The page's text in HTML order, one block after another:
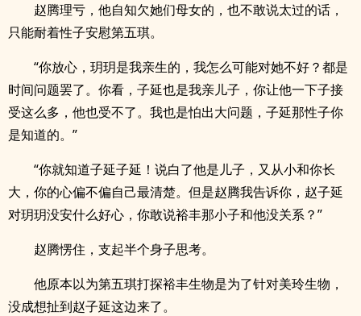
赵腾理亏，他自知欠她们母女的，也不敢说太过的话，
只能耐着性子安慰第五琪。
“你放心，玥玥是我亲生的，我怎么可能对她不好？都是
时间问题罢了。你看，子延也是我亲儿子，你让他一下子接
受这么多，他也受不了。我也是怕出大问题，子延那性子你
是知道的。”
“你就知道子延子延！说白了他是儿子，又从小和你长
大，你的心偏不偏自己最清楚。但是赵腾我告诉你，赵子延
对玥玥没安什么好心，你敢说裕丰那小子和他没关系？”
赵腾愣住，支起半个身子思考。
他原本以为第五琪打探裕丰生物是为了针对美玲生物，
没成想扯到赵子延这边来了。